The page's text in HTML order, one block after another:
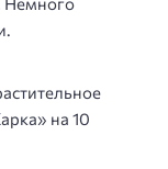
на 10